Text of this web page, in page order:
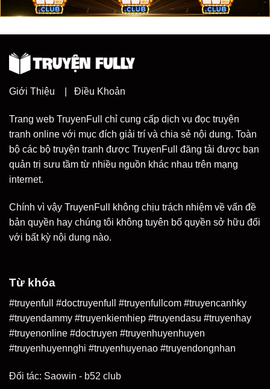
Giới Thiệu Điều Khoản
Trang web TruyenFull chỉ cung cấp dịch vụ đọc truyện
tranh online với mục đích giải trí và chia sẻ nội dung. Toàn
bộ các bộ truyện tranh được TruyenFull đăng tải được bạn
quản trị sưu tầm từ nhiều nguồn khác nhau trên mạng
internet.
Chính vì vậy TruyenFull không chịu trách nhiệm về vấn đề
bản quyền hay chúng tôi không tuyên bố quyền sở hữu đối
với bất kỳ nội dung nào.
Từ khóa
#truyenfull #doctruyenfull #truyenfullcom #truyencanhky
#truyendammy #truyenkiemhiep #truyendasu #truyenhay
#truyenonline #doctruyen #truyenhuyenhuyen
#truyenhuyennghi #truyenhuyenao #truyendongnhan
Đối tác: Saowin - b52 club